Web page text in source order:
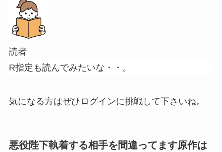
読者
R指定も読んでみたいな・・。
気になる方はぜひログインに挑戦して下さいね。
悪役陛下執着する相手を間違ってます原作は